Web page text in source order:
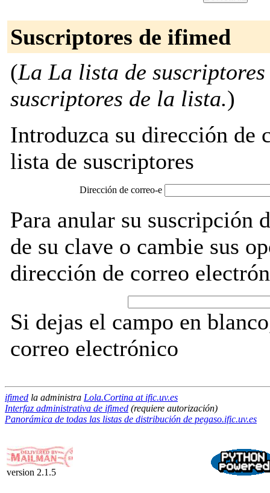
Suscriptores de ifimed
(La La lista de
suscriptores de la lista.)
Introduzca su dirección de
lista de suscriptores
Dirección de correo-e
Para anular su suscripción
de su clave o cambie sus
dirección de correo
Si dejas el campo en
correo electrónico
ifimed la administra Lola.Cortina at ific.uv.es
Interfaz administrativa de ifimed (requiere autorización)
Panorámica de todas las listas de distribución de pegaso.ific.uv.es
version 2.1.5